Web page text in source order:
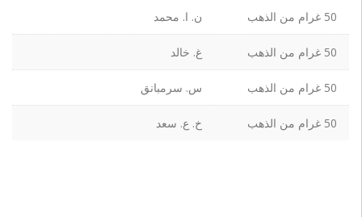
50 غرام من الذهب ن. ا. محمد
50 غرام من الذهب غ. خالد
50 غرام من الذهب س. سرمبانق
50 غرام من الذهب خ. ع. سعد